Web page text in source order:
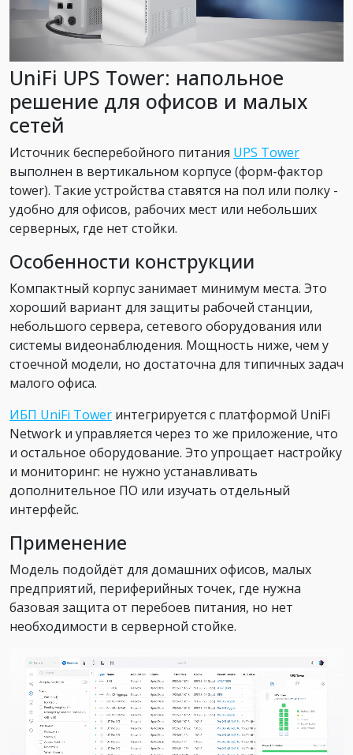
UniFi UPS Tower: напольное
решение для офисов и малых
сетей
Источник бесперебойного питания UPS Tower
выполнен в вертикальном корпусе (форм-фактор
tower). Такие устройства ставятся на пол или полку -
удобно для офисов, рабочих мест или небольших
серверных, где нет стойки.
Особенности конструкции
Компактный корпус занимает минимум места. Это
хороший вариант для защиты рабочей станции,
небольшого сервера, сетевого оборудования или
системы видеонаблюдения. Мощность ниже, чем у
стоечной модели, но достаточна для типичных задач
малого офиса.
ИБП UniFi Tower интегрируется с платформой UniFi
Network и управляется через то же приложение, что
и остальное оборудование. Это упрощает настройку
и мониторинг: не нужно устанавливать
дополнительное ПО или изучать отдельный
интерфейс.
Применение
Модель подойдёт для домашних офисов, малых
предприятий, периферийных точек, где нужна
базовая защита от перебоев питания, но нет
необходимости в серверной стойке.